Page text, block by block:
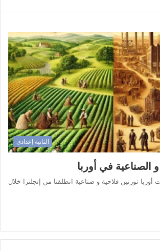
الثانية إعدادي
و الصناعية في أوربا
فلاحية و صناعية انطلقتا من إنجلترا خلال